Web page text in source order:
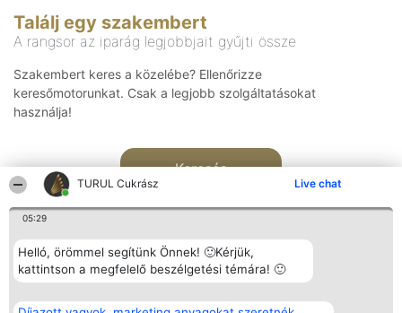
TURUL Cukrász Live chat
05:29
Helló, örömmel segítünk Önnek! 🙂Kérjük,
kattintson a megfelelő beszélgetési témára! 🙂
Találj egy szakembert
A rangsor az iparág legjobbjait gyűjti össze
Szakembert keres a közelébe? Ellenőrizze
keresőmotorunkat. Csak a legjobb szolgáltatásokat
használja!
Keresés
Rangsorszervező Népszavazás Elérhetőség